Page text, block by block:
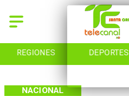
REGIONES DEPORTES
NACIONAL